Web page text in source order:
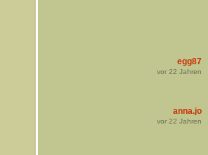
egg87
vor 22 Jahren
anna.jo
vor 22 Jahren